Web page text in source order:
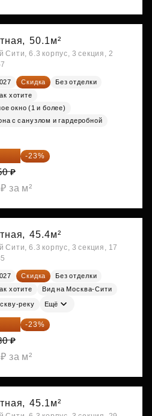
50.1м²
6.3 корпус, 3 секция, 2
Скидка
Без отделки
хотите
окно (1 и более)
с санузлом и гардеробной
₽ -23%
₽
за м²
45.4м²
6.3 корпус, 3 секция, 17
Скидка
Без отделки
хотите
Вид на Москва-Сити
реку Ещё
₽ -23%
₽
за м²
45.1м²